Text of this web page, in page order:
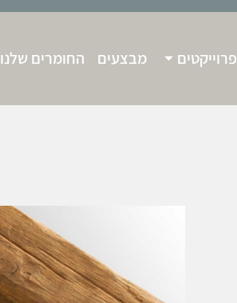
פרוייקטים מבצעים החומרים שלנו